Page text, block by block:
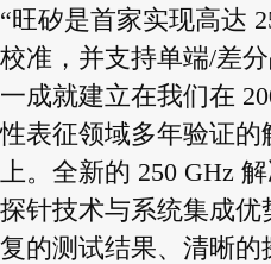
“旺矽是首家实现高达
校准，并支持单端/差
一成就建立在我们在
性表征领域多年验证的
上。全新的 250 GHz
探针技术与系统集成
复的测试结果、清晰的